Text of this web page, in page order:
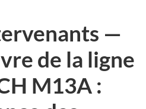
—
de la ligne
M13A :